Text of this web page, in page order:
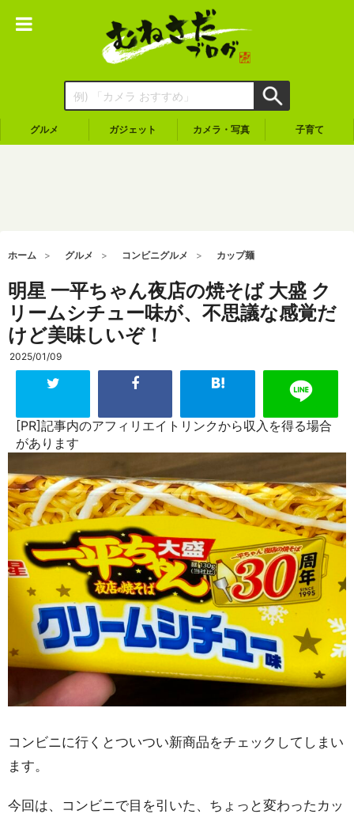
グルメ ガジェット カメラ・写真 子育て
ホーム グルメ コンビニグルメ カップ麺
明星 一平ちゃん夜店の焼そば 大盛 ク
リームシチュー味が、不思議な感覚だ
けど美味しいぞ！
2025/01/09
[PR]記事内のアフィリエイトリンクから収入を得る場合
があります
コンビニに行くとついつい新商品をチェックしてしまい
ます。
今回は、コンビニで目を引いた、ちょっと変わったカッ